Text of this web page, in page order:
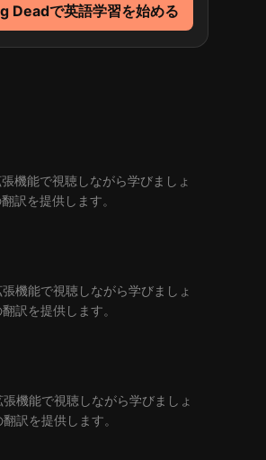
Deadで英語学習を始める
機能で視聴しながら学びましょ
訳を提供します。
機能で視聴しながら学びましょ
訳を提供します。
機能で視聴しながら学びましょ
訳を提供します。